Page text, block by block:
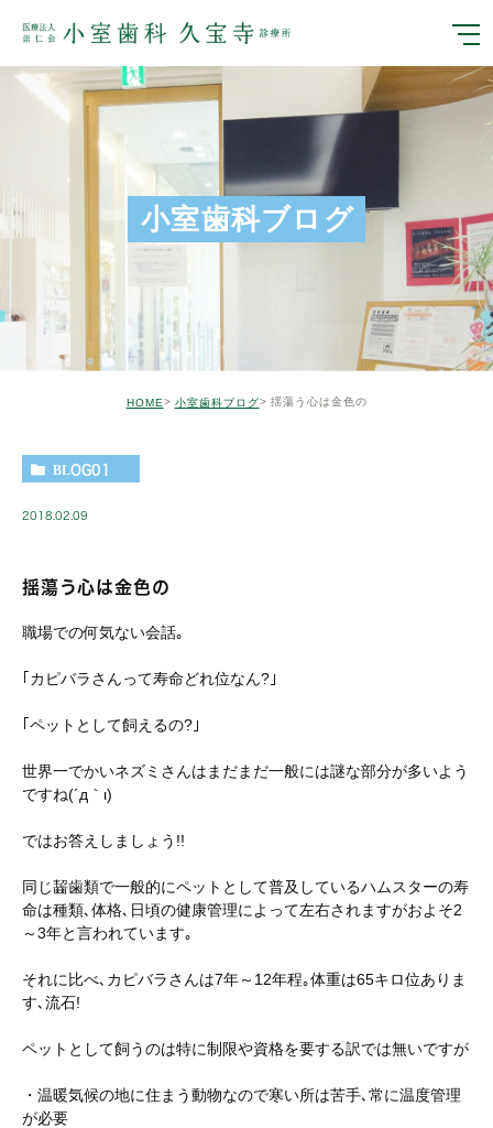
小室歯科ブログ
HOME 小室歯科ブログ 揺蕩う心は金色の
BLOG01
2018.02.09
揺蕩う心は金色の
職場での何気ない会話｡
｢カピバラさんって寿命どれ位なん?｣
｢ペットとして飼えるの?｣
世界一でかいネズミさんはまだまだ一般には謎な部分が多いよう
ですね(´д｀ι)
ではお答えしましょう!!
同じ齧歯類で一般的にペットとして普及しているハムスターの寿
命は種類､体格､日頃の健康管理によって左右されますがおよそ2
～3年と言われています｡
それに比べ､カピバラさんは7年～12年程｡体重は65キロ位ありま
す､流石!
ペットとして飼うのは特に制限や資格を要する訳では無いですが
・温暖気候の地に住まう動物なので寒い所は苦手､常に温度管理
が必要